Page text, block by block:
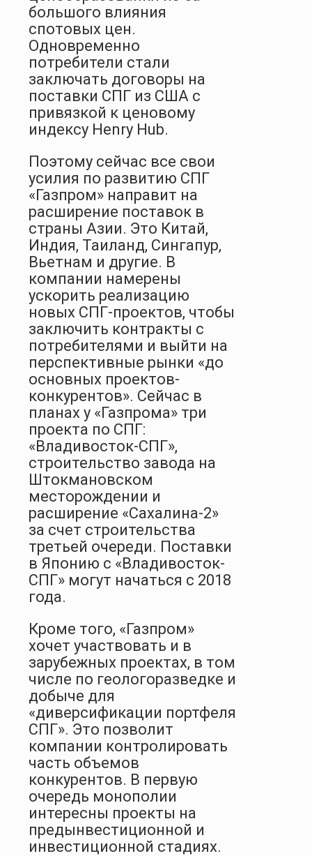
большого влияния
спотовых цен.
Одновременно
потребители стали
заключать договоры на
поставки СПГ из США с
привязкой к ценовому
индексу Henry Hub.
Поэтому сейчас все свои
усилия по развитию СПГ
«Газпром» направит на
расширение поставок в
страны Азии. Это Китай,
Индия, Таиланд, Сингапур,
Вьетнам и другие. В
компании намерены
ускорить реализацию
новых СПГ-проектов, чтобы
заключить контракты с
потребителями и выйти на
перспективные рынки «до
основных проектов-
конкурентов». Сейчас в
планах у «Газпрома» три
проекта по СПГ:
«Владивосток-СПГ»,
строительство завода на
Штокмановском
месторождении и
расширение «Сахалина-2»
за счет строительства
третьей очереди. Поставки
в Японию с «Владивосток-
СПГ» могут начаться с 2018
года.
Кроме того, «Газпром»
хочет участвовать и в
зарубежных проектах, в том
числе по геологоразведке и
добыче для
«диверсификации портфеля
СПГ». Это позволит
компании контролировать
часть объемов
конкурентов. В первую
очередь монополии
интересны проекты на
предынвестиционной и
инвестиционной стадиях.